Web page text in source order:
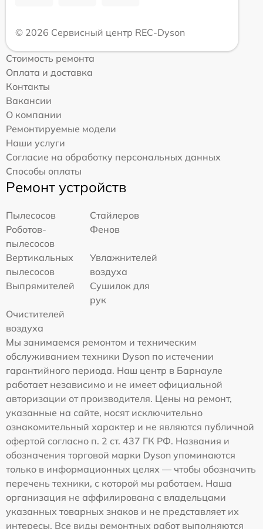
© 2026 Сервисный центр REC-Dyson
Стоимость ремонта
Оплата и доставка
Контакты
Вакансии
О компании
Ремонтируемые модели
Наши услуги
Согласие на обработку персональных данных
Способы оплаты
Ремонт устройств
Пылесосов
Стайлеров
Роботов-
пылесосов
Фенов
Вертикальных
пылесосов
Увлажнителей
воздуха
Выпрямителей
Сушилок для
рук
Очистителей
воздуха
Мы занимаемся ремонтом и техническим
обслуживанием техники Dyson по истечении
гарантийного периода. Наш центр в Барнауле
работает независимо и не имеет официальной
авторизации от производителя. Цены на ремонт,
указанные на сайте, носят исключительно
ознакомительный характер и не являются публичной
офертой согласно п. 2 ст. 437 ГК РФ. Названия и
обозначения торговой марки Dyson упоминаются
только в информационных целях — чтобы обозначить
перечень техники, с которой мы работаем. Наша
организация не аффилирована с владельцами
указанных товарных знаков и не представляет их
интересы. Все виды ремонтных работ выполняются